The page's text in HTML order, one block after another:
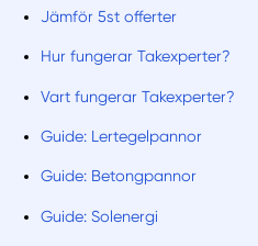
Jämför 5st offerter
Hur fungerar Takexperter?
Vart fungerar Takexperter?
Guide: Lertegelpannor
Guide: Betongpannor
Guide: Solenergi